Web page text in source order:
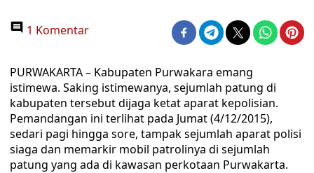
1 Komentar
PURWAKARTA – Kabupaten Purwakara emang
istimewa. Saking istimewanya, sejumlah patung di
kabupaten tersebut dijaga ketat aparat kepolisian.
Pemandangan ini terlihat pada Jumat (4/12/2015),
sedari pagi hingga sore, tampak sejumlah aparat polisi
siaga dan memarkir mobil patrolinya di sejumlah
patung yang ada di kawasan perkotaan Purwakarta.